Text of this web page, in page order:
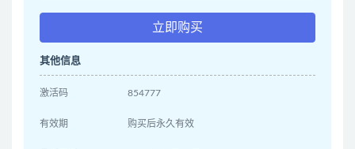
立即购买
其他信息
激活码 854777
有效期 购买后永久有效